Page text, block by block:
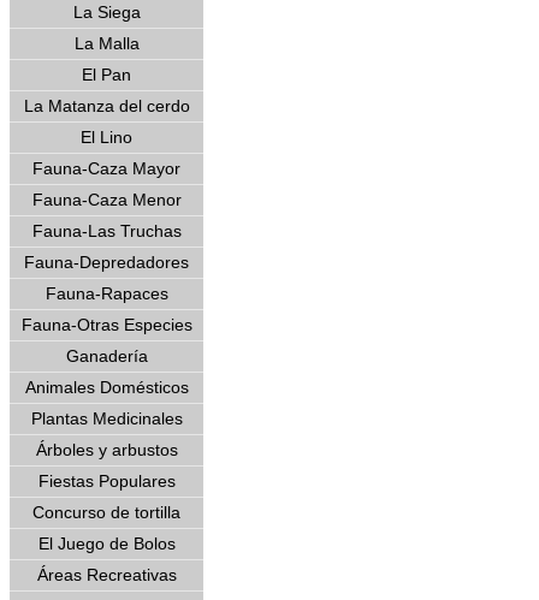
La Siega
La Malla
El Pan
La Matanza del cerdo
El Lino
Fauna-Caza Mayor
Fauna-Caza Menor
Fauna-Las Truchas
Fauna-Depredadores
Fauna-Rapaces
Fauna-Otras Especies
Ganadería
Animales Domésticos
Plantas Medicinales
Árboles y arbustos
Fiestas Populares
Concurso de tortilla
El Juego de Bolos
Áreas Recreativas